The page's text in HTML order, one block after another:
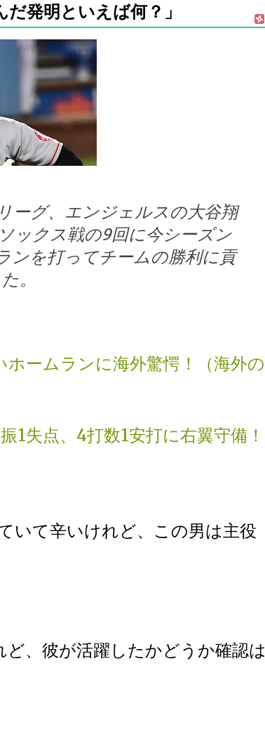
発明といえば何？」
ーグ、エンジェルスの大谷翔
ックス戦の9回に今シーズン
ンを打ってチームの勝利に貢
。
ームランに海外驚愕！（海外の
1失点、4打数1安打に右翼守備！
いて辛いけれど、この男は主役
、彼が活躍したかどうか確認は